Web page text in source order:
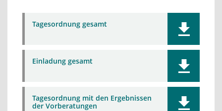
Tagesordnung gesamt
Einladung gesamt
Tagesordnung mit den Ergebnissen
der Vorberatungen